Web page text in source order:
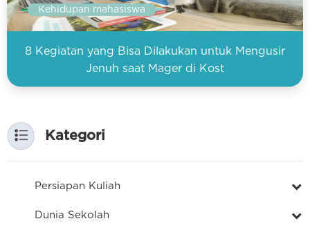
Kehidupan mahasiswa
8 Kegiatan yang Bisa Dilakukan untuk Mengusir
Jenuh saat Mager di Kost
Kategori
Persiapan Kuliah
Dunia Sekolah